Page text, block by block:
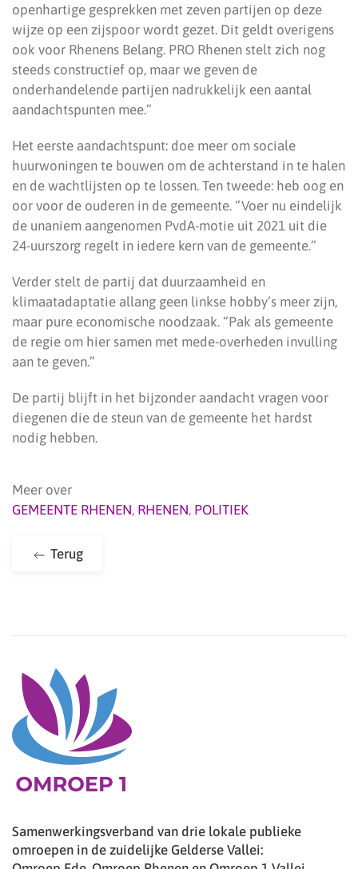
openhartige gesprekken met zeven partijen op deze
wijze op een zijspoor wordt gezet. Dit geldt overigens
ook voor Rhenens Belang. PRO Rhenen stelt zich nog
steeds constructief op, maar we geven de
onderhandelende partijen nadrukkelijk een aantal
aandachtspunten mee.”
Het eerste aandachtspunt: doe meer om sociale
huurwoningen te bouwen om de achterstand in te halen
en de wachtlijsten op te lossen. Ten tweede: heb oog en
oor voor de ouderen in de gemeente. “Voer nu eindelijk
de unaniem aangenomen PvdA-motie uit 2021 uit die
24-uurszorg regelt in iedere kern van de gemeente.”
Verder stelt de partij dat duurzaamheid en
klimaatadaptatie allang geen linkse hobby’s meer zijn,
maar pure economische noodzaak. “Pak als gemeente
de regie om hier samen met mede-overheden invulling
aan te geven.”
De partij blijft in het bijzonder aandacht vragen voor
diegenen die de steun van de gemeente het hardst
nodig hebben.
Meer over
GEMEENTE RHENEN, RHENEN, POLITIEK
Terug
Samenwerkingsverband van drie lokale publieke
omroepen in de zuidelijke Gelderse Vallei: